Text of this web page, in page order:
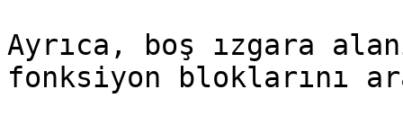
Ayrıca, boş ızgara
fonksiyon bloklarını